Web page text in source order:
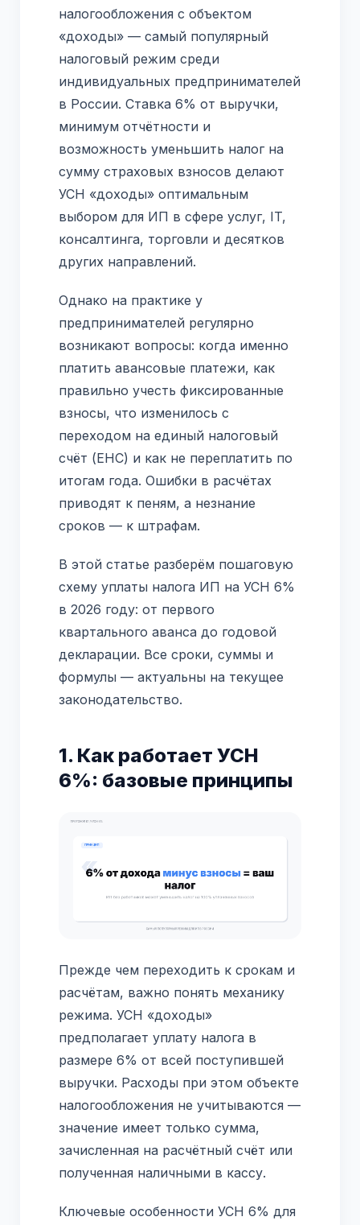
налогообложения с объектом
«доходы» — самый популярный
налоговый режим среди
индивидуальных предпринимателей
в России. Ставка 6% от выручки,
минимум отчётности и
возможность уменьшить налог на
сумму страховых взносов делают
УСН «доходы» оптимальным
выбором для ИП в сфере услуг, IT,
консалтинга, торговли и десятков
других направлений.
Однако на практике у
предпринимателей регулярно
возникают вопросы: когда именно
платить авансовые платежи, как
правильно учесть фиксированные
взносы, что изменилось с
переходом на единый налоговый
счёт (ЕНС) и как не переплатить по
итогам года. Ошибки в расчётах
приводят к пеням, а незнание
сроков — к штрафам.
В этой статье разберём пошаговую
схему уплаты налога ИП на УСН 6%
в 2026 году: от первого
квартального аванса до годовой
декларации. Все сроки, суммы и
формулы — актуальны на текущее
законодательство.
1. Как работает УСН
6%: базовые принципы
Прежде чем переходить к срокам и
расчётам, важно понять механику
режима. УСН «доходы»
предполагает уплату налога в
размере 6% от всей поступившей
выручки. Расходы при этом объекте
налогообложения не учитываются —
значение имеет только сумма,
зачисленная на расчётный счёт или
полученная наличными в кассу.
Ключевые особенности УСН 6% для